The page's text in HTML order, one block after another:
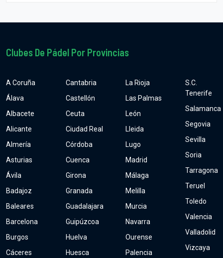
Clubes De Pádel Por Provincias
A Coruña
Álava
Albacete
Alicante
Almería
Asturias
Ávila
Badajoz
Baleares
Barcelona
Burgos
Cáceres
Cantabria
Castellón
Ceuta
Ciudad Real
Córdoba
Cuenca
Girona
Granada
Guadalajara
Guipúzcoa
Huelva
Huesca
La Rioja
Las Palmas
León
Lleida
Lugo
Madrid
Málaga
Melilla
Murcia
Navarra
Ourense
Palencia
S.C.
Tenerife
Salamanca
Segovia
Sevilla
Soria
Tarragona
Teruel
Toledo
Valencia
Valladolid
Vizcaya